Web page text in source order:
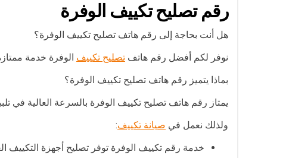
رقم تصليح تكييف الوفرة
هل أنت بحاجة إلى رقم هاتف تصليح تكييف الوفرة؟
نوفر لكم أفضل رقم هاتف تصليح تكييف الوفرة خدمة
بماذا يتميز رقم هاتف تصليح تكييف الوفرة؟
يمتاز رقم هاتف تصليح تكييف الوفرة بالسرعة العالية في
ولذلك نعمل في صيانة تكييف:
خدمة رقم تكييف الوفرة توفر تصليح أجهزة